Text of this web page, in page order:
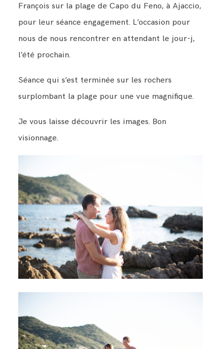
François sur la plage de Capo du Feno, à Ajaccio,
pour leur séance engagement. L’occasion pour
nous de nous rencontrer en attendant le jour-j,
l’été prochain.
Séance qui s’est terminée sur les rochers
surplombant la plage pour une vue magnifique.
Je vous laisse découvrir les images. Bon
visionnage.